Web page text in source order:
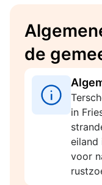
de
in
eiland
voor